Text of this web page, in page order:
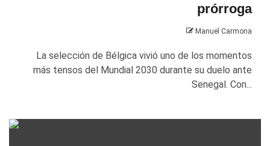
prórroga
Manuel Carmona
La selección de Bélgica vivió uno de los momentos
más tensos del Mundial 2030 durante su duelo ante
Senegal. Con...